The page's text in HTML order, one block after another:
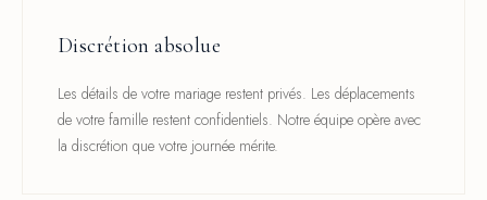
Discrétion absolue
Les détails de votre mariage restent privés. Les déplacements
de votre famille restent confidentiels. Notre équipe opère avec
la discrétion que votre journée mérite.